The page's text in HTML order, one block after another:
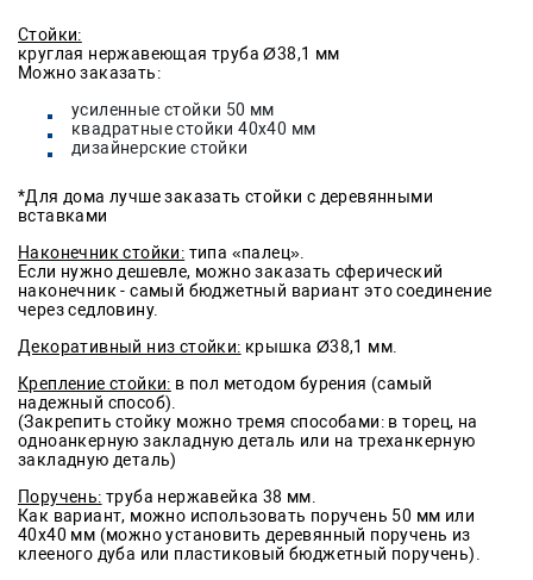
Стойки:
круглая нержавеющая труба Ø38,1 мм
Можно заказать:
усиленные стойки 50 мм
квадратные стойки 40х40 мм
дизайнерские стойки
*Для дома лучше заказать стойки с деревянными
вставками
Наконечник стойки: типа «палец».
Если нужно дешевле, можно заказать сферический
наконечник - самый бюджетный вариант это соединение
через седловину.
Декоративный низ стойки: крышка Ø38,1 мм.
Крепление стойки: в пол методом бурения (самый
надежный способ).
(Закрепить стойку можно тремя способами: в торец, на
одноанкерную закладную деталь или на треханкерную
закладную деталь)
Поручень: труба нержавейка 38 мм.
Как вариант, можно использовать поручень 50 мм или
40х40 мм (можно установить деревянный поручень из
клееного дуба или пластиковый бюджетный поручень).